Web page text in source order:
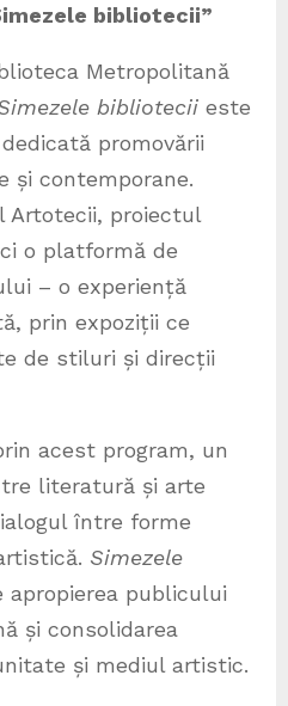
bibliotecii”
Metropolitană
bibliotecii este
promovării
și contemporane.
Artotecii, proiectul
o platformă de
– o experiență
prin expoziții ce
de stiluri și direcții
acest program, un
literatură și arte
între forme
Simezele
apropierea publicului
și consolidarea
și mediul artistic.